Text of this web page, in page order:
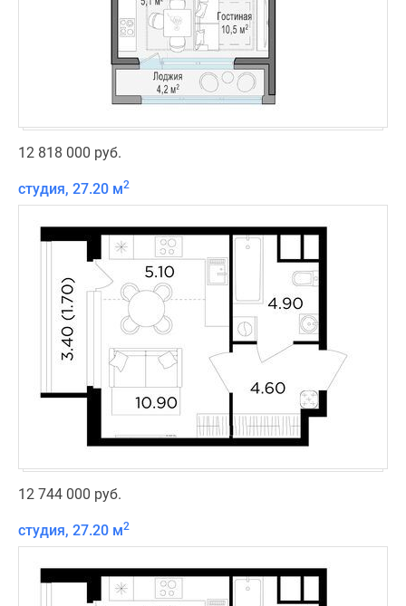
12 818 000 руб.
студия, 27.20 м2
12 744 000 руб.
студия, 27.20 м2